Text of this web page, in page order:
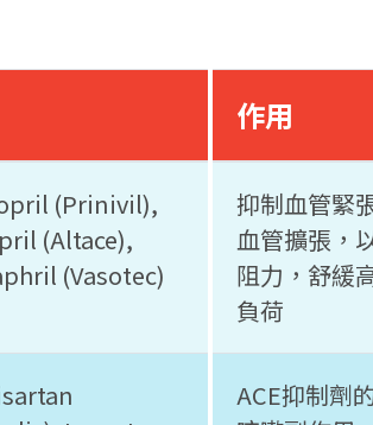
作用
(Prinivil),
(Altace),
(Vasotec)
抑制血管緊
血管擴張，
阻力，舒緩
負荷
ACE抑制劑